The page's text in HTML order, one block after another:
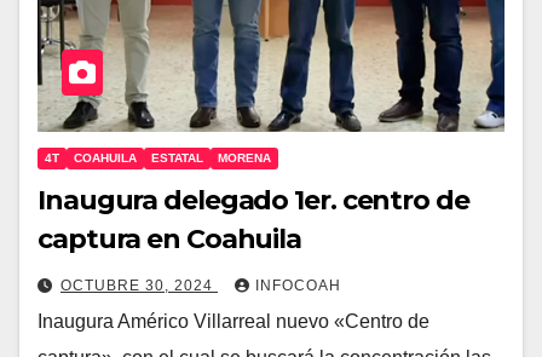
4T COAHUILA ESTATAL MORENA
Inaugura delegado 1er. centro de
captura en Coahuila
OCTUBRE 30, 2024 INFOCOAH
Inaugura Américo Villarreal nuevo «Centro de